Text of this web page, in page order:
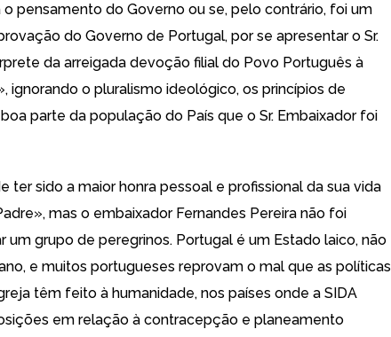
o pensamento do Governo ou se, pelo contrário, foi um
do Governo de Portugal, por se apresentar o Sr.
da arreigada devoção filial do Povo Português à
ignorando o pluralismo ideológico, os princípios de
parte da população do País que o Sr. Embaixador foi
ter sido a maior honra pessoal e profissional da sua vida
mas o embaixador Fernandes Pereira não foi
um grupo de peregrinos. Portugal é um Estado laico, não
e muitos portugueses reprovam o mal que as políticas
têm feito à humanidade, nos países onde a SIDA
em relação à contracepção e planeamento